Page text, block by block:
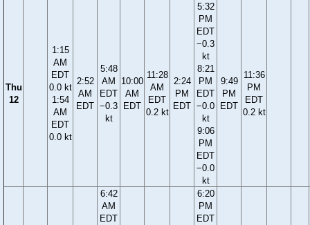
Thu
12
1:15
AM
EDT
0.0 kt
1:54
AM
EDT
0.0 kt
2:52
AM
EDT
5:48
AM
EDT
−0.3
kt
10:00
AM
EDT
11:28
AM
EDT
0.2 kt
2:24
PM
EDT
5:32
PM
EDT
−0.3
kt
8:21
PM
EDT
−0.0
kt
9:06
PM
EDT
−0.0
kt
9:49
PM
EDT
11:36
PM
EDT
0.2 kt
6:42
AM
EDT
6:20
PM
EDT